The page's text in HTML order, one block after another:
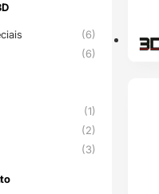
(6)
(6)
(1)
(2)
(3)